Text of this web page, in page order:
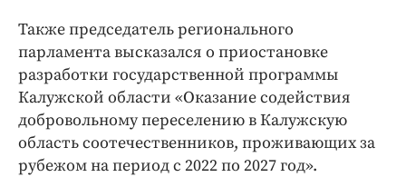
Также председатель регионального
парламента высказался о приостановке
разработки государственной программы
Калужской области «Оказание содействия
добровольному переселению в Калужскую
область соотечественников, проживающих за
рубежом на период с 2022 по 2027 год».